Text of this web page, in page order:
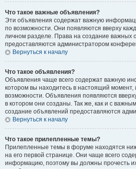
Что такое важные объявления?
Эти объявления содержат важную
по возможности. Они появляются вверху
личном разделе. Права на создание важных
предоставляются администратором
Вернуться к началу
Что такое объявления?
Объявления чаще всего содержат важную
котором вы находитесь в настоящий
возможности. Объявления появляются
в котором они созданы. Так же, как и с
создание объявлений предоставляются
Вернуться к началу
Что такое прилепленные темы?
Прилепленные темы в форуме находятся
на его первой странице. Они чаще всего
информацию, поэтому вы должны прочесть